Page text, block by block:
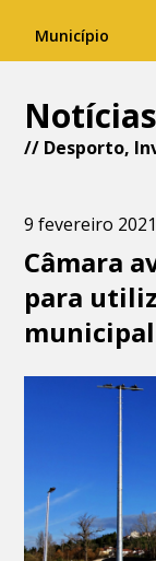
Município
Notícias
// Desporto,
9 fevereiro 2021
Câmara
para